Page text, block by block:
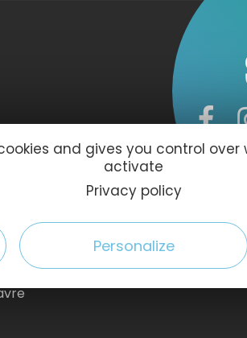
and gives you control
activate
Privacy policy
Personalize